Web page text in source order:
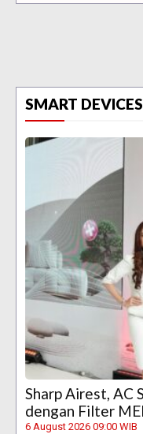
SMART DEVICES
Sharp Airest, AC
dengan Filter
6 August 2026 09:00 WIB